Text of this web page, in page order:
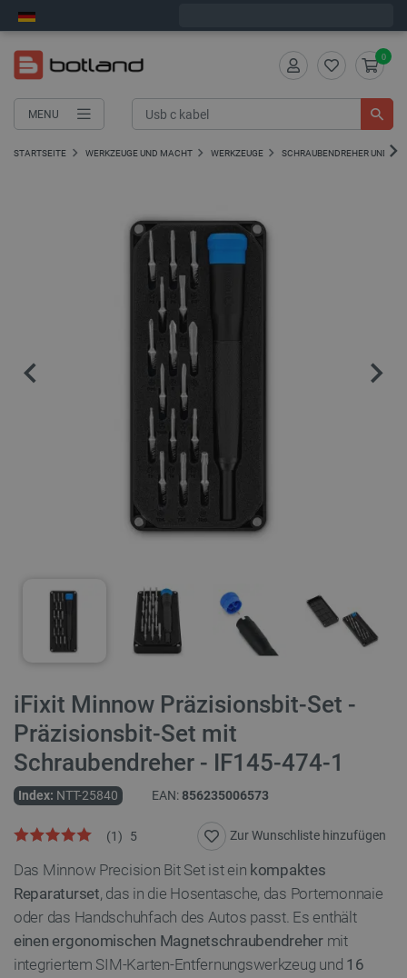
MENU
0
STARTSEITE WERKZEUGE UND MACHT WERKZEUGE SCHRAUBENDREHER UND
iFixit Minnow Präzisionsbit-Set -
Präzisionsbit-Set mit
Schraubendreher - IF145-474-1
Index: NTT-25840 EAN:856235006573
5
(1) Zur Wunschliste hinzufügen
Das Minnow Precision Bit Set ist ein kompaktes
Reparaturset, das in die Hosentasche, das Portemonnaie
oder das Handschuhfach des Autos passt. Es enthält
einen ergonomischen Magnetschraubendrehermit
integriertem SIM-Karten-Entfernungswerkzeug und 16